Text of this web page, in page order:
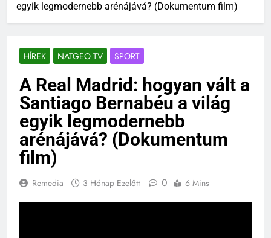
egyik legmodernebb arénájává? (Dokumentum film)
HÍREK NATGEO TV SPORT
A Real Madrid: hogyan vált a
Santiago Bernabéu a világ
egyik legmodernebb
arénájává? (Dokumentum
film)
Remedia 3 Hónap Ezelőtt 0 6 Mins